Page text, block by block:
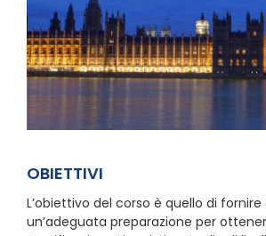
OBIETTIVI
L’obiettivo del corso è quello di
un’adeguata preparazione per